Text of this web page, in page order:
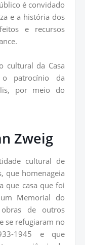
é convidado
e a história dos
e recursos
cultural da Casa
patrocínio da
por meio do
Zweig
cultural de
que homenageia
que casa que foi
Memorial do
de outros
se refugiaram no
1945 e que